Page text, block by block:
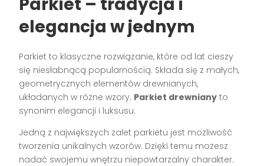
elegancja w jednym
Parkiet to klasyczne rozwiązanie, które od lat cieszy
się niesłabnącą popularnością. Składa się z małych,
geometrycznych elementów drewnianych,
układanych w różne wzory. Parkiet drewniany to
synonim elegancji i luksusu.
Jedną z największych zalet parkietu jest możliwość
tworzenia unikalnych wzorów. Dzięki temu możesz
nadać swojemu wnętrzu niepowtarzalny charakter.